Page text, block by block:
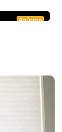
Anúncio